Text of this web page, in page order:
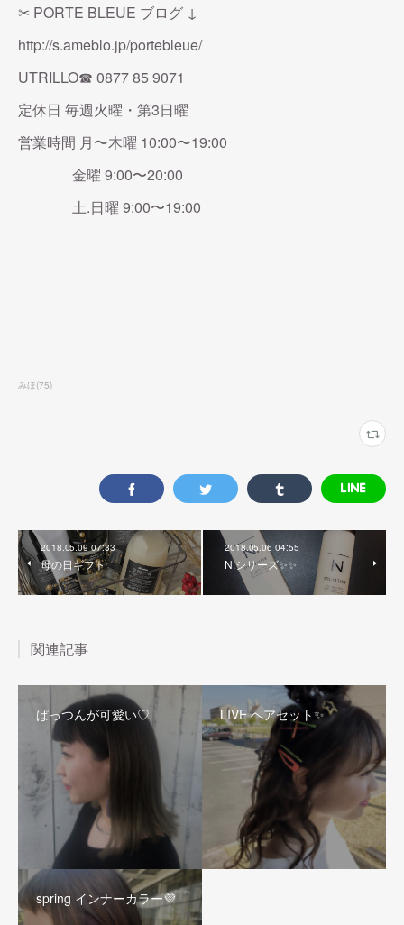
✂︎ PORTE BLEUE ブログ ↓
http://s.ameblo.jp/portebleue/
UTRILLO☎︎ 0877 85 9071
定休日 毎週火曜・第3日曜
営業時間 月〜木曜 10:00〜19:00
金曜 9:00〜20:00
土.日曜 9:00〜19:00
みほ(75)
2018.05.09 07:33
母の日ギフト
2018.05.06 04:55
N.シリーズ✨✨
関連記事
ぱっつんが可愛い♡ LIVE ヘアセット✨
spring インナーカラー💜